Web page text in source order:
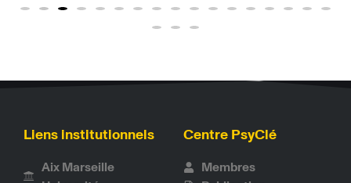
Liens institutionnels
Aix Marseille
Centre PsyClé
Membres